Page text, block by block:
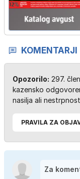
KOMENTARJI
Opozorilo: 297.
kazensko
nasilja ali
PRAVILA ZA